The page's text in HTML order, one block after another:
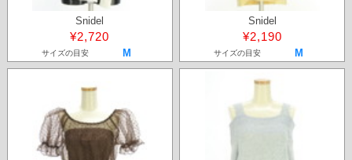
Snidel
¥2,720
サイズの目安 M
Snidel
¥2,190
サイズの目安 M